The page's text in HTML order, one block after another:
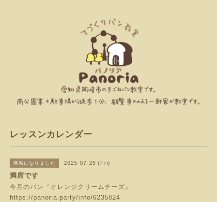
レッスンカレンダー
満席になりました 2025-07-25 (Fri)
満席です
今月のパン『オレンジクリームチーズ』
https://panoria.party/info/6235824